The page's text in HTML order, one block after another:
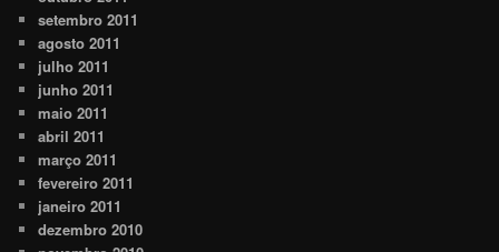
setembro 2011
agosto 2011
julho 2011
junho 2011
maio 2011
abril 2011
março 2011
fevereiro 2011
janeiro 2011
dezembro 2010